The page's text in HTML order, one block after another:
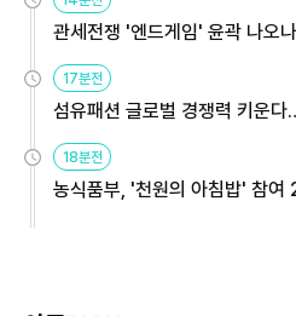
관세전쟁 '엔드게임' 윤곽 나오
용해야
17분전
섬유패션 글로벌 경쟁력 키운
원
18분전
농식품부, '천원의 아침밥' 참여